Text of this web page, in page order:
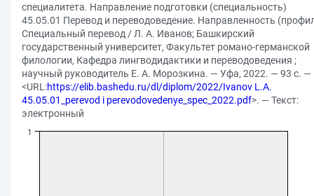
специалитета. Направление подготовки (специальность)
45.05.01 Перевод и переводоведение. Направленность
Специальный перевод / Л. А. Иванов; Башкирский
государственный университет, Факультет романо-германской
филологии, Кафедра лингводидактики и переводоведения ;
научный руководитель Е. А. Морозкина. — Уфа, 2022. — 93 с. —
<URL:https://elib.bashedu.ru/dl/diplom/2022/Ivanov L.A.
45.05.01_perevod i perevodovedenye_spec_2022.pdf>. — Текст:
электронный